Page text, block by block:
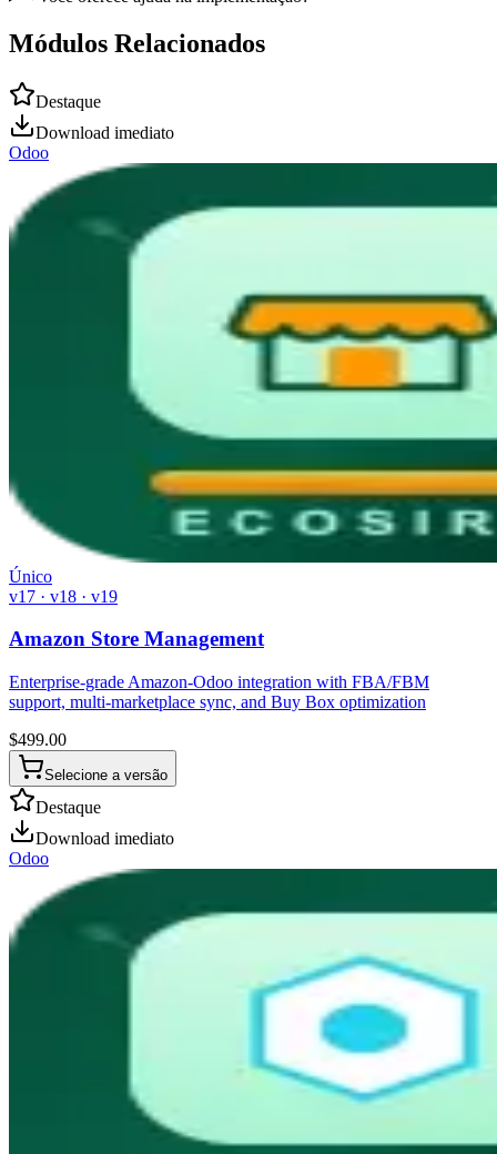
Módulos Relacionados
Destaque
Download imediato
Odoo
Único
v17 · v18 · v19
Amazon Store Management
Enterprise-grade Amazon-Odoo integration with FBA/FBM
support, multi-marketplace sync, and Buy Box optimization
$499.00
Selecione a versão
Destaque
Download imediato
Odoo